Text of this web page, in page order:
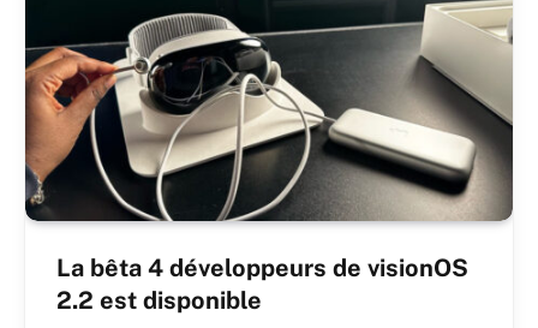
La bêta 4 développeurs de visionOS
2.2 est disponible